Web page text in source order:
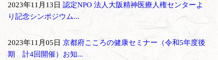
2023年11月13日 認定NPO 法人大阪精神医療人権センターよ
り記念シンポジウム...
2023年11月05日 京都府こころの健康セミナー（令和5年度後
期 計4回開催）お知...